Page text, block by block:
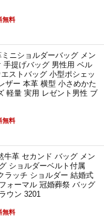
無料
ニショルダーバッグ メン
手提げバッグ 男性用 ベル
ストバッグ 小型ポシェッ
ザー 本革 横型 小さめかた
軽量 実用 レゼント男性 ブ
無料
牛革 セカンド バッグ メン
ショルダーベルト付属
ラッチ ショルダー 結婚式
ォーマル 冠婚葬祭 バッグ
ウン 3201
無料